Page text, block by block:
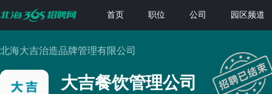
首页 职位 公司 园区频道
北海大吉治造品牌管理有限公司
大吉餐饮管理公司